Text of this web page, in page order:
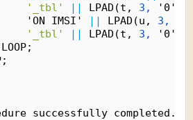
'_tbl'
|| LPAD(t, 3, '0')
IMSI'
|| LPAD(u, 3,
'_tbl'
|| LPAD(t, 3, '0')
successfully completed.